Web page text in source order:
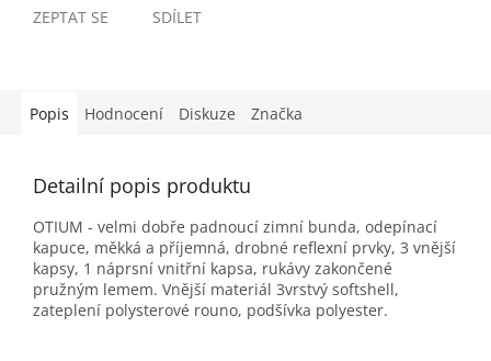
ZEPTAT SE SDÍLET
Popis Hodnocení Diskuze Značka
Detailní popis produktu
OTIUM - velmi dobře padnoucí zimní bunda, odepínací
kapuce, měkká a příjemná, drobné reflexní prvky, 3 vnější
kapsy, 1 náprsní vnitřní kapsa, rukávy zakončené
pružným lemem. Vnější materiál 3vrstvý softshell,
zateplení polysterové rouno, podšívka polyester.